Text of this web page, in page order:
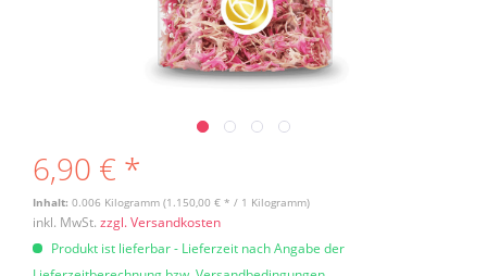
6,90 € *
Inhalt: 0.006 Kilogramm (1.150,00 € * / 1 Kilogramm)
inkl. MwSt. zzgl. Versandkosten
Produkt ist lieferbar - Lieferzeit nach Angabe der